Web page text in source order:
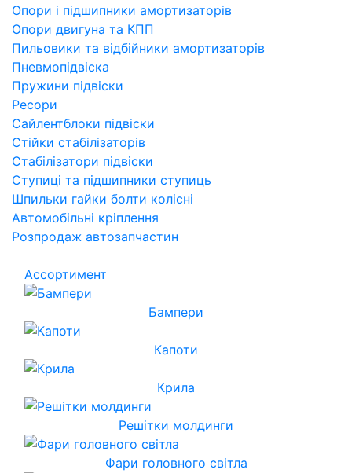
Опори і підшипники амортизаторів
Опори двигуна та КПП
Пильовики та відбійники амортизаторів
Пневмопідвіска
Пружини підвіски
Ресори
Сайлентблоки підвіски
Стійки стабілізаторів
Стабілізатори підвіски
Ступиці та підшипники ступиць
Шпильки гайки болти колісні
Автомобільні кріплення
Розпродаж автозапчастин
Ассортимент
Бампери
Капоти
Крила
Решітки молдинги
Фари головного світла